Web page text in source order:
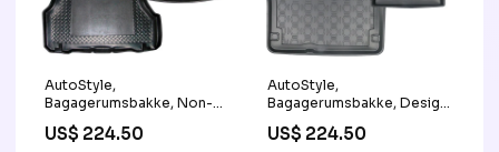
AutoStyle,
Bagagerumsbakke, Non-
Slip, passer til Lynk & Co 01
2021- KT121445KT
US$ 224.50
AutoStyle,
Bagagerumsbakke, Design,
passer til Mazda 6 Station
2002-2008 CL464318
US$ 224.50